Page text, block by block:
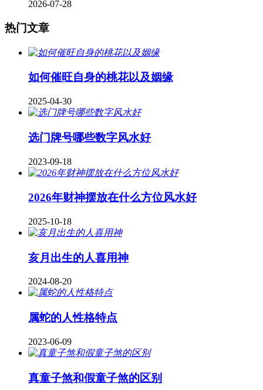
2026-07-28
热门文章
如何催旺自身的桃花以及姻缘
2025-04-30
​选门牌号哪些数字风水好
2023-09-18
2026年财神摆放在什么方位风水好
2025-10-18
亥月出生的人喜用神
2024-08-20
属蛇的人性格特点
2023-06-09
真童子煞和假童子煞的区别